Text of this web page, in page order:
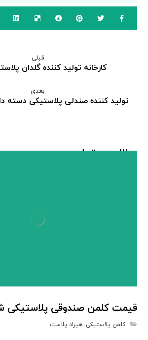
قبلی
کارخانه تولید کننده گلدان
بعدی
تولید کننده صندلی پلاستیکی دسته
مطالب مرتبط ...
قیمت کلمن صندوقی پلاستیکی
کلمن پلاستیکی,هیراد پلاست